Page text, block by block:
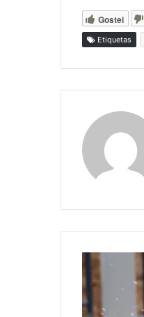
Gostei
Etiquetas